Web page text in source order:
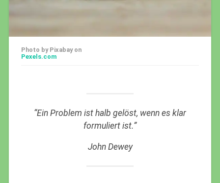
Photo by Pixabay on
Pexels.com
“Ein Problem ist halb gelöst, wenn es klar
formuliert ist.”
John Dewey